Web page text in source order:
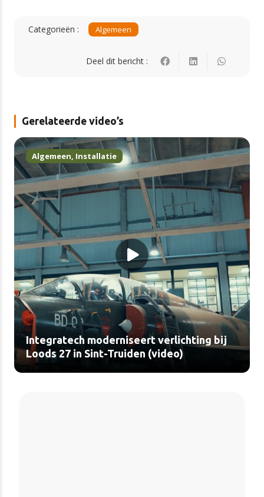
Categorieën : Algemeen
Deel dit bericht :
Gerelateerde video’s
Algemeen, Installatie
Integratech moderniseert verlichting bij
Loods 27 in Sint-Truiden (video)